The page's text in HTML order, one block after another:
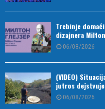
Trebinje
dizajnera
06/08/2026
(VIDEO)
jutros
06/08/2026